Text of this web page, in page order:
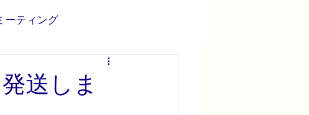
ーティング
送しま